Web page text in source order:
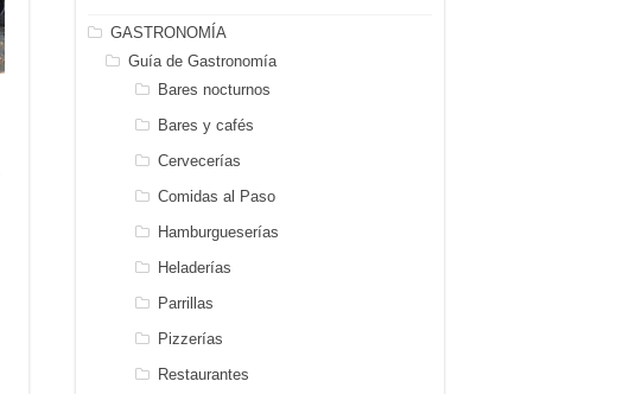
GASTRONOMÍA
Guía de Gastronomía
Bares nocturnos
Bares y cafés
Cervecerías
Comidas al Paso
Hamburgueserías
Heladerías
Parrillas
Pizzerías
Restaurantes